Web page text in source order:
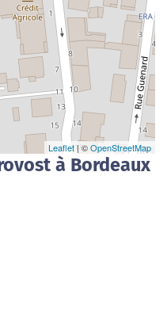
Leaflet| ©OpenStreetMap
à Bordeaux